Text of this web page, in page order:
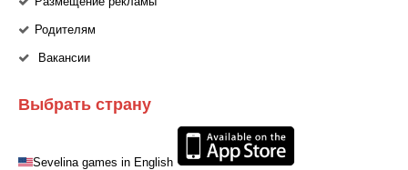
Родителям
Вакансии
Выбрать страну
Sevelina games in English